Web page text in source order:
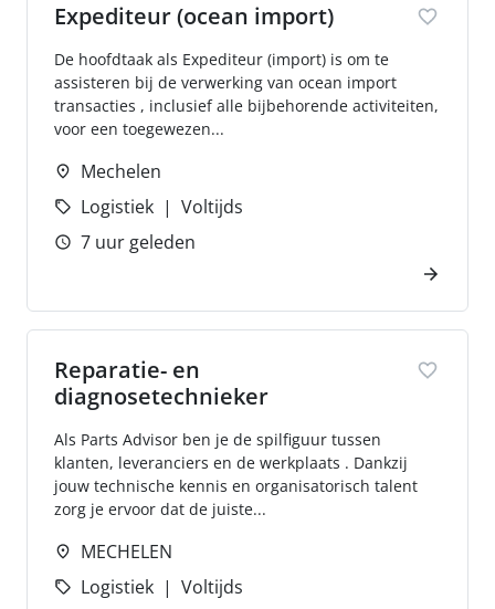
Expediteur (ocean import)
De hoofdtaak als Expediteur (import) is om te
assisteren bij de verwerking van ocean import
transacties , inclusief alle bijbehorende activiteiten,
voor een toegewezen...
Mechelen
Logistiek
Voltijds
7 uur geleden
Reparatie- en
diagnosetechnieker
Als Parts Advisor ben je de spilfiguur tussen
klanten, leveranciers en de werkplaats . Dankzij
jouw technische kennis en organisatorisch talent
zorg je ervoor dat de juiste...
MECHELEN
Logistiek
Voltijds